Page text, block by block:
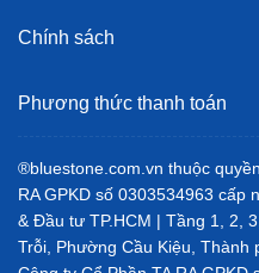
Chính sách
Phương thức thanh toán
®bluestone.com.vn thuộc
RA GPKD số 0303534963 cấp
& Đầu tư TP.HCM | Tầng 1, 2,
Trỗi, Phường Cầu Kiệu, Thành